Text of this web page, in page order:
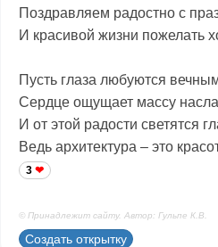
Поздравляем радостно с
И красивой жизни пожелать
Пусть глаза любуются
Сердце ощущает массу
И от этой радости светятся
Ведь архитектура – это
3
© Принадлежит сайту. Автор: Гульпе К.В.
Создать открытку